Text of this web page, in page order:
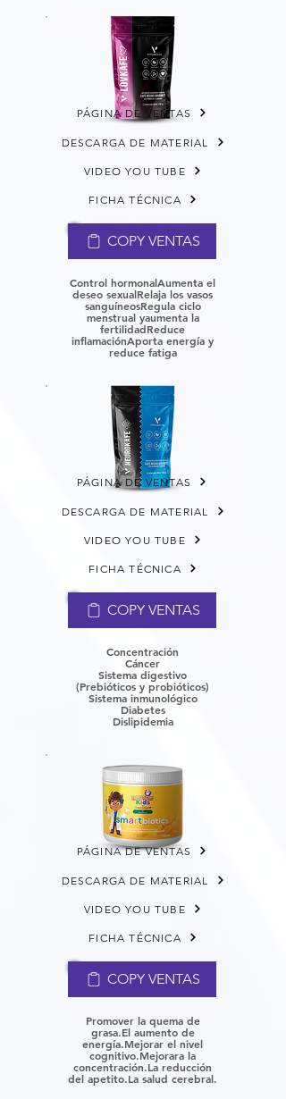
PÁGINA DE VENTAS
DESCARGA DE MATERIAL
VIDEO YOU TUBE
FICHA TÉCNICA
COPY VENTAS
Control hormonalAumenta el
deseo sexualRelaja los vasos
sanguíneosRegula ciclo
menstrual yaumenta la
fertilidadReduce
inflamaciónAporta energía y
reduce fatiga
PÁGINA DE VENTAS
DESCARGA DE MATERIAL
VIDEO YOU TUBE
FICHA TÉCNICA
COPY VENTAS
Concentración
Cáncer
​Sistema digestivo
(Prebióticos y probióticos)
Sistema inmunológico
Diabetes
Dislipidemia
PÁGINA DE VENTAS
DESCARGA DE MATERIAL
VIDEO YOU TUBE
FICHA TÉCNICA
COPY VENTAS
Promover la quema de
grasa.El aumento de
energía.Mejorar el nivel
cognitivo.Mejorara la
concentración.La reducción
del apetito.La salud cerebral.